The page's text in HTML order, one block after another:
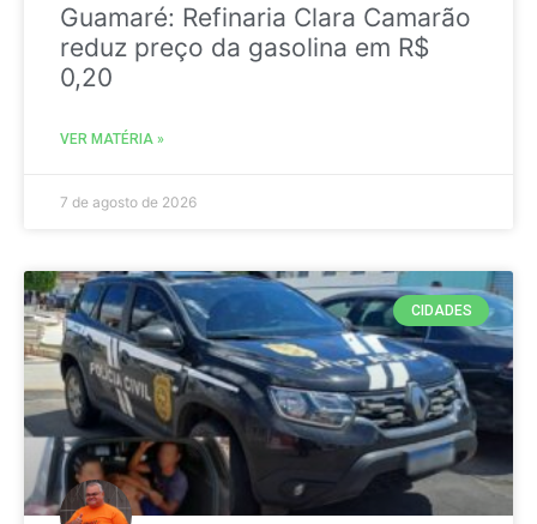
Guamaré: Refinaria Clara Camarão
reduz preço da gasolina em R$
0,20
VER MATÉRIA »
7 de agosto de 2026
CIDADES